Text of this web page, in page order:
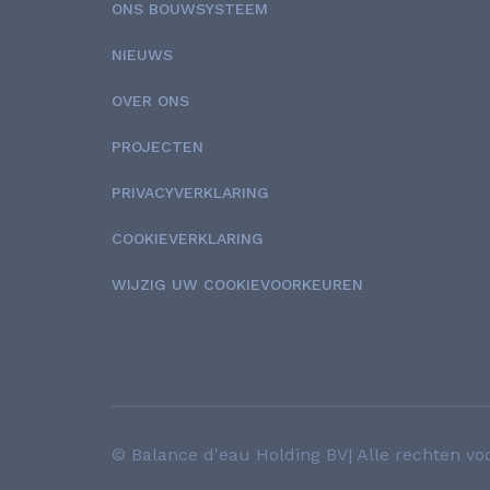
ONS BOUWSYSTEEM
NIEUWS
OVER ONS
PROJECTEN
PRIVACYVERKLARING
COOKIEVERKLARING
WIJZIG UW COOKIEVOORKEUREN
© Balance d'eau Holding BV| Alle rechten